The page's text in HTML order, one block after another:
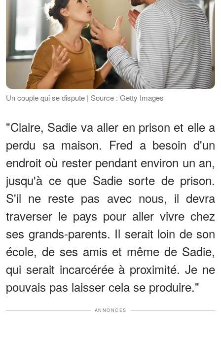
Un couple qui se dispute | Source : Getty Images
"Claire, Sadie va aller en prison et elle a
perdu sa maison. Fred a besoin d'un
endroit où rester pendant environ un an,
jusqu'à ce que Sadie sorte de prison.
S'il ne reste pas avec nous, il devra
traverser le pays pour aller vivre chez
ses grands-parents. Il serait loin de son
école, de ses amis et même de Sadie,
qui serait incarcérée à proximité. Je ne
pouvais pas laisser cela se produire."
ANNONCES